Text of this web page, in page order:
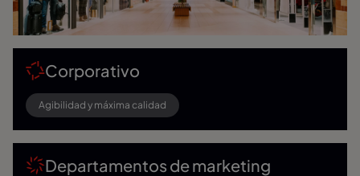
Corporativo
Agibilidad y máxima calidad
Departamentos de marketing